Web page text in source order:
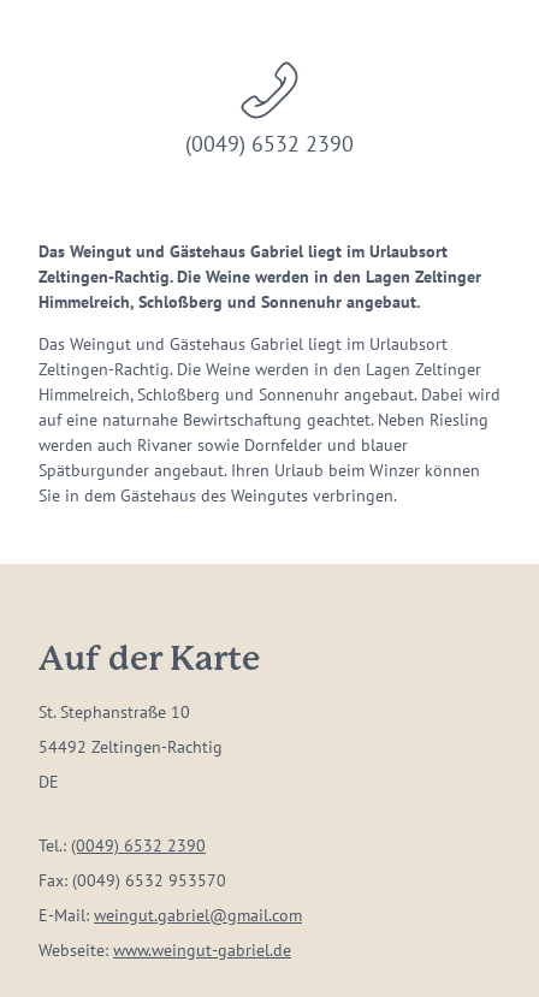
(0049) 6532 2390
Das Weingut und Gästehaus Gabriel liegt im Urlaubsort
Zeltingen-Rachtig. Die Weine werden in den Lagen Zeltinger
Himmelreich, Schloßberg und Sonnenuhr angebaut.
Das Weingut und Gästehaus Gabriel liegt im Urlaubsort
Zeltingen-Rachtig. Die Weine werden in den Lagen Zeltinger
Himmelreich, Schloßberg und Sonnenuhr angebaut. Dabei wird
auf eine naturnahe Bewirtschaftung geachtet. Neben Riesling
werden auch Rivaner sowie Dornfelder und blauer
Spätburgunder angebaut. Ihren Urlaub beim Winzer können
Sie in dem Gästehaus des Weingutes verbringen.
Auf der Karte
St. Stephanstraße 10
54492 Zeltingen-Rachtig
DE
Tel.: (0049) 6532 2390
Fax: (0049) 6532 953570
E-Mail: weingut.gabriel@gmail.com
Webseite: www.weingut-gabriel.de